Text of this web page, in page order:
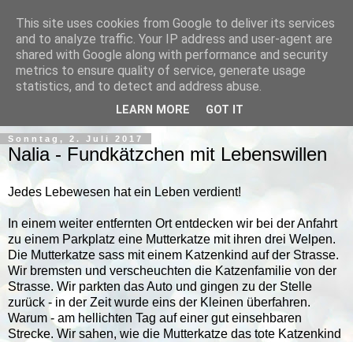
Sonntag, 2. Juli 2017
Nalia - Fundkätzchen mit Lebenswillen
Jedes Lebewesen hat ein Leben verdient!
In einem weiter entfernten Ort entdecken wir bei der Anfahrt
zu einem Parkplatz eine Mutterkatze mit ihren drei Welpen.
Die Mutterkatze sass mit einem Katzenkind auf der Strasse.
Wir bremsten und verscheuchten die Katzenfamilie von der
Strasse. Wir parkten das Auto und gingen zu der Stelle
zurück - in der Zeit wurde eins der Kleinen überfahren.
Warum - am hellichten Tag auf einer gut einsehbaren
Strecke. Wir sahen, wie die Mutterkatze das tote Katzenkind
This site uses cookies from Google to deliver its services
and to analyze traffic. Your IP address and user-agent are
shared with Google along with performance and security
metrics to ensure quality of service, generate usage
statistics, and to detect and address abuse.
LEARN MORE GOT IT